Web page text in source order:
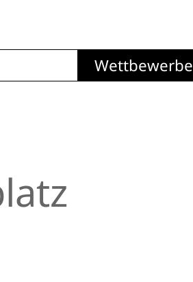
Wettbewerbe